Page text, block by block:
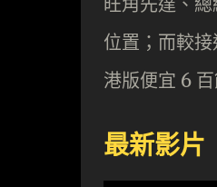
位置；而較
港版便宜 6
最新影片